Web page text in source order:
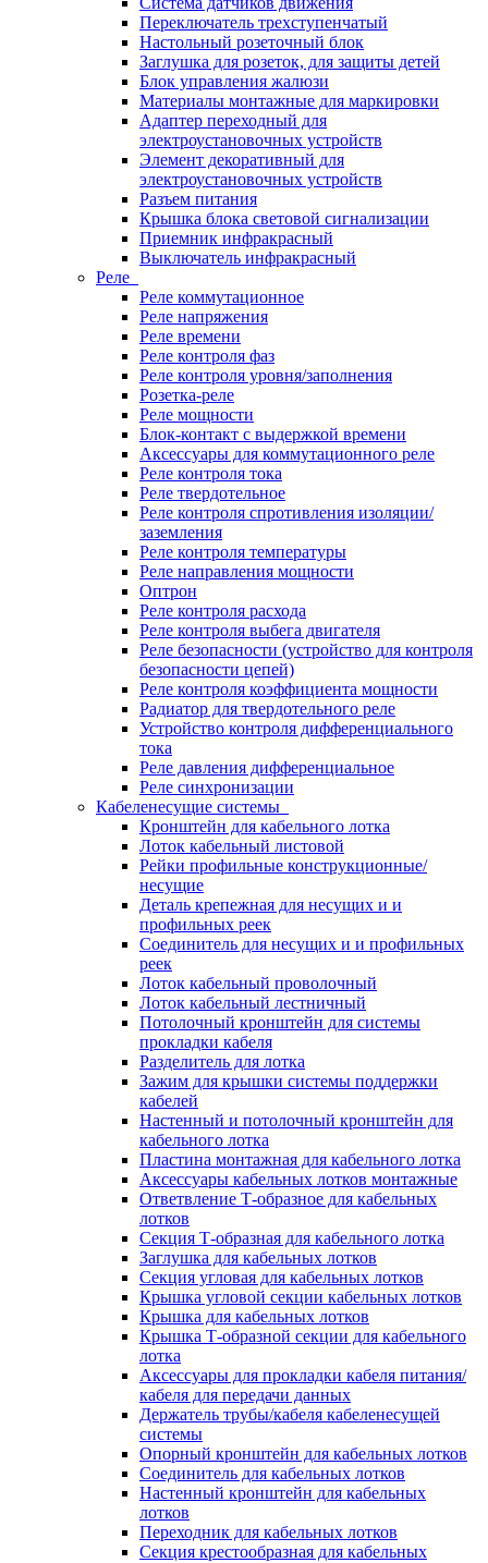
Переключатель трехступенчатый
Настольный розеточный блок
Заглушка для розеток, для защиты детей
Блок управления жалюзи
Материалы монтажные для маркировки
Адаптер переходный для
электроустановочных устройств
Элемент декоративный для
электроустановочных устройств
Разъем питания
Крышка блока световой сигнализации
Приемник инфракрасный
Выключатель инфракрасный
Реле
Реле коммутационное
Реле напряжения
Реле времени
Реле контроля фаз
Реле контроля уровня/заполнения
Розетка-реле
Реле мощности
Блок-контакт с выдержкой времени
Аксессуары для коммутационного реле
Реле контроля тока
Реле твердотельное
Реле контроля спротивления изоляции/
заземления
Реле контроля температуры
Реле направления мощности
Оптрон
Реле контроля расхода
Реле контроля выбега двигателя
Реле безопасности (устройство для контроля
безопасности цепей)
Реле контроля коэффициента мощности
Радиатор для твердотельного реле
Устройство контроля дифференциального
тока
Реле давления дифференциальное
Реле синхронизации
Кабеленесущие системы
Кронштейн для кабельного лотка
Лоток кабельный листовой
Рейки профильные конструкционные/
несущие
Деталь крепежная для несущих и и
профильных реек
Соединитель для несущих и и профильных
реек
Лоток кабельный проволочный
Лоток кабельный лестничный
Потолочный кронштейн для системы
прокладки кабеля
Разделитель для лотка
Зажим для крышки системы поддержки
кабелей
Настенный и потолочный кронштейн для
кабельного лотка
Пластина монтажная для кабельного лотка
Аксессуары кабельных лотков монтажные
Ответвление Т-образное для кабельных
лотков
Секция Т-образная для кабельного лотка
Заглушка для кабельных лотков
Секция угловая для кабельных лотков
Крышка угловой секции кабельных лотков
Крышка для кабельных лотков
Крышка Т-образной секции для кабельного
лотка
Аксессуары для прокладки кабеля питания/
кабеля для передачи данных
Держатель трубы/кабеля кабеленесущей
системы
Опорный кронштейн для кабельных лотков
Соединитель для кабельных лотков
Настенный кронштейн для кабельных
лотков
Переходник для кабельных лотков
Секция крестообразная для кабельных